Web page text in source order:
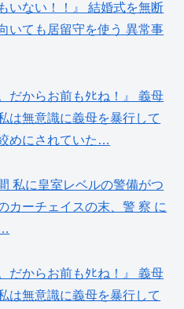
いない！！』 結婚式を無断
いても居留守を使う 異常事
だからお前もﾀﾋね！』 義母
は無意識に義母を暴行して
めにされていた…
私に皇室レベルの警備がつ
カーチェイスの末、警 察 に
だからお前もﾀﾋね！』 義母
は無意識に義母を暴行して